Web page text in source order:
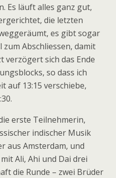
Es läuft alles ganz gut,
die letzten
es gibt sogar
zum Abschliessen, damit
verzögert sich das Ende
so dass ich
auf 13:15 verschiebe,
erste Teilnehmerin,
indischer Musik
aus Amsterdam, und
Ali, Ahi und Dai drei
die Runde – zwei Brüder